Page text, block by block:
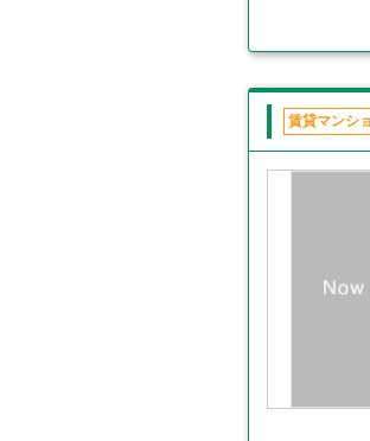
賃貸マンシ